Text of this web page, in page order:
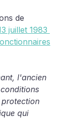
de
juillet 1983
l'ancien
qui